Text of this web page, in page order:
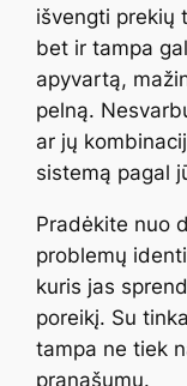
išvengti prekių
bet ir tampa
apyvartą,
pelną.
ar jų
sistemą pagal
Pradėkite nuo
problemų
kuris jas
poreikį. Su
tampa ne tiek
pranašumu.